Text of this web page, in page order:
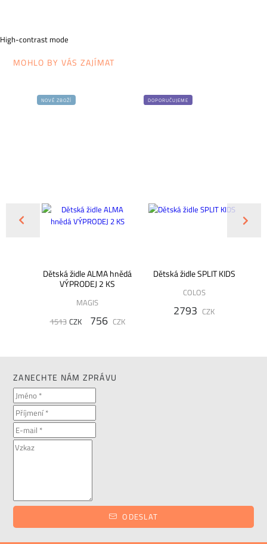
High-contrast mode
MOHLO BY VÁS ZAJÍMAT
NOVÉ ZBOŽÍ
Dětská židle ALMA hnědá
VÝPRODEJ 2 KS
MAGIS
1513 CZK 756 CZK
DOPORUČUJEME
Dětská židle SPLIT KIDS
COLOS
2793 CZK
ZANECHTE NÁM ZPRÁVU
ODESLAT